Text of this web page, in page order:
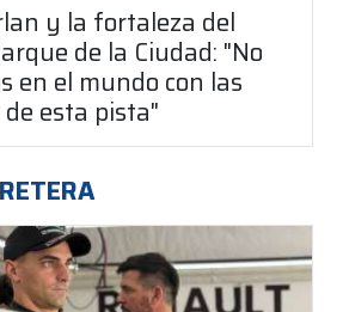
y la fortaleza del
de la Ciudad: "No
en el mundo con las
esta pista"